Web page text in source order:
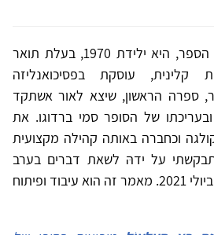
, מחברת הספר, היא ילידת 1970, בעלת תואר
קלינית, עוסקת בפסיכואנליזה
ספרה הראשון, שיצא לאור אשתקד
של הסופר סמי ברדוגו. את
וכחברה באותה קהילה מקצועית
על ידהּ לשאת דברים בערב
ההשקה לספר שהתקיים ביולי 2021. מאמר זה הוא עיבוד ופיתוח